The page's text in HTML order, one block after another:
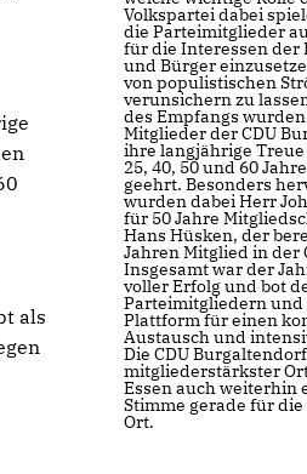
als
Volkspartei dabei
die Parteimitglieder
für die Interessen der
und Bürger
von populistischen
verunsichern zu
des Empfangs
Mitglieder der CDU
ihre langjährige
25, 40, 50 und 60
geehrt. Besonders
wurden dabei Herr
für 50 Jahre
Hans Hüsken, der
Jahren Mitglied in der
Insgesamt war der
voller Erfolg und bot
Parteimitgliedern und
Plattform für einen
Austausch und
Die CDU
mitgliederstärkster
Essen auch weiterhin
Stimme gerade für
Ort.